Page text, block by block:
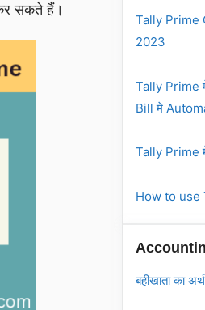
सकते हैं।
Tally Prime
2023
Tally Prime
Bill मे
Tally Prime
How to use
बहीखाता का